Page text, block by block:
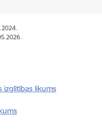
izglītības likums